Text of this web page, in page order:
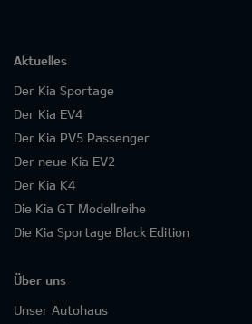
Aktuelles
Der Kia Sportage
Der Kia EV4
Der Kia PV5 Passenger
Der neue Kia EV2
Der Kia K4
Die Kia GT Modellreihe
Die Kia Sportage Black Edition
Über uns
Unser Autohaus